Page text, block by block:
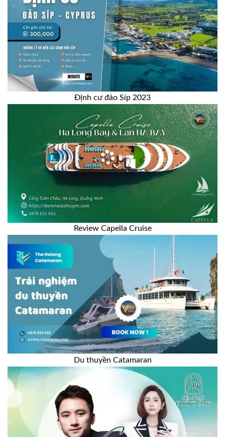
Định cư đảo Síp 2023
Review Capella Cruise
Du thuyền Catamaran